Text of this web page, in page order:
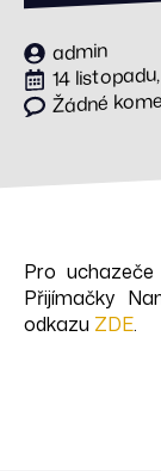
admin
14
Žádné
Pro
Přijímačky
odkazu ZDE.